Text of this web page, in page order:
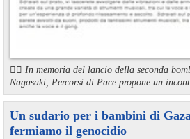
🏳️‍🌈 In memoria del lancio della seconda
Nagasaki, Percorsi di Pace propone un
Un sudario per i bambini di
fermiamo il genocidio